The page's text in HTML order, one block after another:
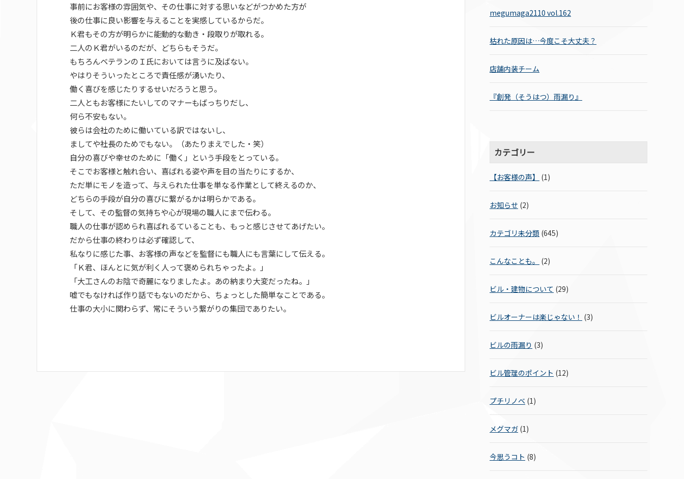
事前にお客様の雰囲気や、その仕事に対する思いなどがつかめた方が
後の仕事に良い影響を与えることを実感しているからだ。
Ｋ君もその方が明らかに能動的な動き・段取りが取れる。
二人のＫ君がいるのだが、どちらもそうだ。
もちろんベテランのＩ氏においては言うに及ばない。
やはりそういったところで責任感が湧いたり、
働く喜びを感じたりするせいだろうと思う。
二人ともお客様にたいしてのマナーもばっちりだし、
何ら不安もない。
彼らは会社のために働いている訳ではないし、
ましてや社長のためでもない。（あたりまえでした・笑）
自分の喜びや幸せのために「働く」という手段をとっている。
そこでお客様と触れ合い、喜ばれる姿や声を目の当たりにするか、
ただ単にモノを造って、与えられた仕事を単なる作業として終えるのか、
どちらの手段が自分の喜びに繋がるかは明らかである。
そして、その監督の気持ちや心が現場の職人にまで伝わる。
職人の仕事が認められ喜ばれるていることも、もっと感じさせてあげたい。
だから仕事の終わりは必ず確認して、
私なりに感じた事、お客様の声などを監督にも職人にも言葉にして伝える。
「Ｋ君、ほんとに気が利く人って褒められちゃったよ。」
「大工さんのお陰で奇麗になりましたよ。あの納まり大変だったね。」
嘘でもなければ作り話でもないのだから、ちょっとした簡単なことである。
仕事の大小に関わらず、常にそういう繋がりの集団でありたい。
megumaga2110 vol.162
枯れた原因は…今度こそ大丈夫？
店舗内装チーム
『創発（そうはつ）雨漏り』
カテゴリー
【お客様の声】 (1)
お知らせ (2)
カテゴリ未分類 (645)
こんなことも。 (2)
ビル・建物について (29)
ビルオーナーは楽じゃない！ (3)
ビルの雨漏り (3)
ビル管理のポイント (12)
プチリノベ (1)
メグマガ (1)
今思うコト (8)